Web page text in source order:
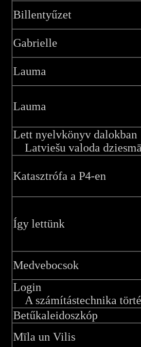
Billentyűzet
Gabrielle
Lauma
Lauma
Lett nyelvkönyv dalokban
Latviešu valoda
Katasztrófa a P4-en
Így lettünk
Medvebocsok
Login
A számítástechnika
Betűkaleidoszkóp
Mīla un Vilis